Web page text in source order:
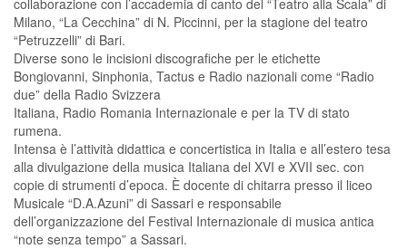
collaborazione con l’accademia di canto del “Teatro alla Scala” di
Milano, “La Cecchina” di N. Piccinni, per la stagione del teatro
“Petruzzelli” di Bari.
Diverse sono le incisioni discografiche per le etichette
Bongiovanni, Sinphonia, Tactus e Radio nazionali come “Radio
due” della Radio Svizzera
Italiana, Radio Romania Internazionale e per la TV di stato
rumena.
Intensa è l’attività didattica e concertistica in Italia e all’estero tesa
alla divulgazione della musica Italiana del XVI e XVII sec. con
copie di strumenti d’epoca. È docente di chitarra presso il liceo
Musicale “D.A.Azuni” di Sassari e responsabile
dell’organizzazione del Festival Internazionale di musica antica
“note senza tempo” a Sassari.